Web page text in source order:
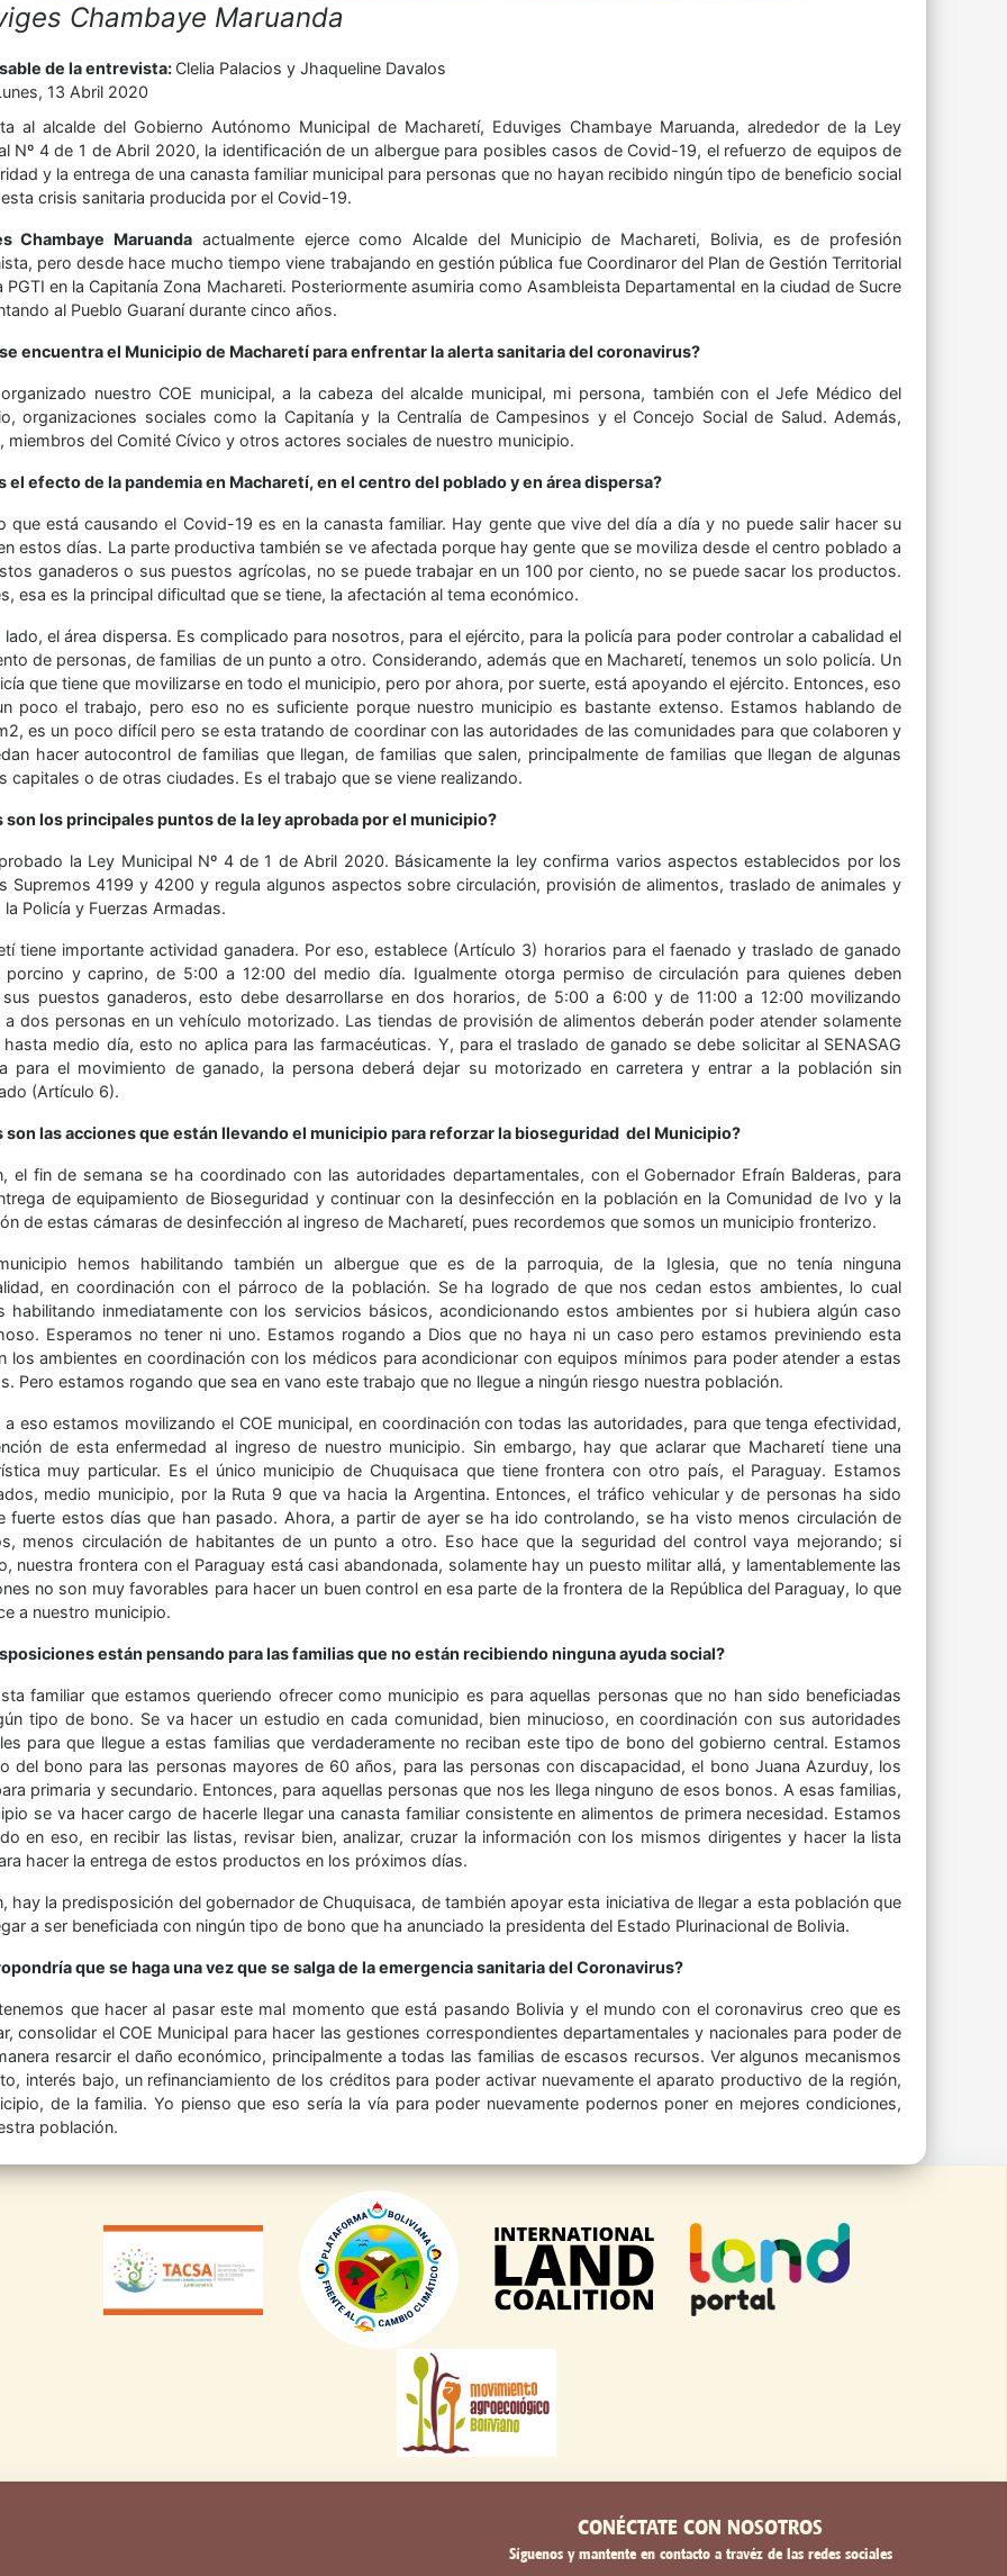
Chambaye Maruanda
de la entrevista: Clelia Palacios y Jhaqueline Davalos
13 Abril 2020
al alcalde del Gobierno Autónomo Municipal de Macharetí, Eduviges Chambaye Maruanda, alrededor de la Ley
Nº 4 de 1 de Abril 2020, la identificación de un albergue para posibles casos de Covid-19, el refuerzo de equipos de
y la entrega de una canasta familiar municipal para personas que no hayan recibido ningún tipo de beneficio social
crisis sanitaria producida por el Covid-19.
Chambaye Maruanda actualmente ejerce como Alcalde del Municipio de Machareti, Bolivia, es de profesión
pero desde hace mucho tiempo viene trabajando en gestión pública fue Coordinaror del Plan de Gestión Territorial
PGTI en la Capitanía Zona Machareti. Posteriormente asumiria como Asambleista Departamental en la ciudad de Sucre
al Pueblo Guaraní durante cinco años.
encuentra el Municipio de Macharetí para enfrentar la alerta sanitaria del coronavirus?
nuestro COE municipal, a la cabeza del alcalde municipal, mi persona, también con el Jefe Médico del
organizaciones sociales como la Capitanía y la Centralía de Campesinos y el Concejo Social de Salud. Además,
miembros del Comité Cívico y otros actores sociales de nuestro municipio.
el efecto de la pandemia en Macharetí, en el centro del poblado y en área dispersa?
que está causando el Covid-19 es en la canasta familiar. Hay gente que vive del día a día y no puede salir hacer su
estos días. La parte productiva también se ve afectada porque hay gente que se moviliza desde el centro poblado a
ganaderos o sus puestos agrícolas, no se puede trabajar en un 100 por ciento, no se puede sacar los productos.
esa es la principal dificultad que se tiene, la afectación al tema económico.
lado, el área dispersa. Es complicado para nosotros, para el ejército, para la policía para poder controlar a cabalidad el
de personas, de familias de un punto a otro. Considerando, además que en Macharetí, tenemos un solo policía. Un
que tiene que movilizarse en todo el municipio, pero por ahora, por suerte, está apoyando el ejército. Entonces, eso
poco el trabajo, pero eso no es suficiente porque nuestro municipio es bastante extenso. Estamos hablando de
es un poco difícil pero se esta tratando de coordinar con las autoridades de las comunidades para que colaboren y
hacer autocontrol de familias que llegan, de familias que salen, principalmente de familias que llegan de algunas
capitales o de otras ciudades. Es el trabajo que se viene realizando.
son los principales puntos de la ley aprobada por el municipio?
la Ley Municipal Nº 4 de 1 de Abril 2020. Básicamente la ley confirma varios aspectos establecidos por los
Supremos 4199 y 4200 y regula algunos aspectos sobre circulación, provisión de alimentos, traslado de animales y
Policía y Fuerzas Armadas.
tiene importante actividad ganadera. Por eso, establece (Artículo 3) horarios para el faenado y traslado de ganado
porcino y caprino, de 5:00 a 12:00 del medio día. Igualmente otorga permiso de circulación para quienes deben
sus puestos ganaderos, esto debe desarrollarse en dos horarios, de 5:00 a 6:00 y de 11:00 a 12:00 movilizando
a dos personas en un vehículo motorizado. Las tiendas de provisión de alimentos deberán poder atender solamente
medio día, esto no aplica para las farmacéuticas. Y, para el traslado de ganado se debe solicitar al SENASAG
para el movimiento de ganado, la persona deberá dejar su motorizado en carretera y entrar a la población sin
(Artículo 6).
son las acciones que están llevando el municipio para reforzar la bioseguridad del Municipio?
el fin de semana se ha coordinado con las autoridades departamentales, con el Gobernador Efraín Balderas, para
de equipamiento de Bioseguridad y continuar con la desinfección en la población en la Comunidad de Ivo y la
de estas cámaras de desinfección al ingreso de Macharetí, pues recordemos que somos un municipio fronterizo.
hemos habilitando también un albergue que es de la parroquia, de la Iglesia, que no tenía ninguna
en coordinación con el párroco de la población. Se ha logrado de que nos cedan estos ambientes, lo cual
habilitando inmediatamente con los servicios básicos, acondicionando estos ambientes por si hubiera algún caso
Esperamos no tener ni uno. Estamos rogando a Dios que no haya ni un caso pero estamos previniendo esta
los ambientes en coordinación con los médicos para acondicionar con equipos mínimos para poder atender a estas
Pero estamos rogando que sea en vano este trabajo que no llegue a ningún riesgo nuestra población.
a eso estamos movilizando el COE municipal, en coordinación con todas las autoridades, para que tenga efectividad,
de esta enfermedad al ingreso de nuestro municipio. Sin embargo, hay que aclarar que Macharetí tiene una
muy particular. Es el único municipio de Chuquisaca que tiene frontera con otro país, el Paraguay. Estamos
medio municipio, por la Ruta 9 que va hacia la Argentina. Entonces, el tráfico vehicular y de personas ha sido
fuerte estos días que han pasado. Ahora, a partir de ayer se ha ido controlando, se ha visto menos circulación de
menos circulación de habitantes de un punto a otro. Eso hace que la seguridad del control vaya mejorando; si
nuestra frontera con el Paraguay está casi abandonada, solamente hay un puesto militar allá, y lamentablemente las
no son muy favorables para hacer un buen control en esa parte de la frontera de la República del Paraguay, lo que
a nuestro municipio.
están pensando para las familias que no están recibiendo ninguna ayuda social?
familiar que estamos queriendo ofrecer como municipio es para aquellas personas que no han sido beneficiadas
tipo de bono. Se va hacer un estudio en cada comunidad, bien minucioso, en coordinación con sus autoridades
para que llegue a estas familias que verdaderamente no reciban este tipo de bono del gobierno central. Estamos
del bono para las personas mayores de 60 años, para las personas con discapacidad, el bono Juana Azurduy, los
primaria y secundario. Entonces, para aquellas personas que nos les llega ninguno de esos bonos. A esas familias,
se va hacer cargo de hacerle llegar una canasta familiar consistente en alimentos de primera necesidad. Estamos
en eso, en recibir las listas, revisar bien, analizar, cruzar la información con los mismos dirigentes y hacer la lista
hacer la entrega de estos productos en los próximos días.
hay la predisposición del gobernador de Chuquisaca, de también apoyar esta iniciativa de llegar a esta población que
a ser beneficiada con ningún tipo de bono que ha anunciado la presidenta del Estado Plurinacional de Bolivia.
que se haga una vez que se salga de la emergencia sanitaria del Coronavirus?
que hacer al pasar este mal momento que está pasando Bolivia y el mundo con el coronavirus creo que es
consolidar el COE Municipal para hacer las gestiones correspondientes departamentales y nacionales para poder de
resarcir el daño económico, principalmente a todas las familias de escasos recursos. Ver algunos mecanismos
interés bajo, un refinanciamiento de los créditos para poder activar nuevamente el aparato productivo de la región,
de la familia. Yo pienso que eso sería la vía para poder nuevamente podernos poner en mejores condiciones,
población.
CONÉCTATE CON NOSOTROS
Síguenos y mantente en contacto a travéz de las redes sociales